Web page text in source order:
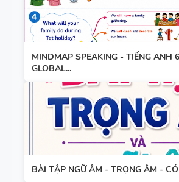
MINDMAP SPEAKING - TIẾNG ANH
GLOBAL...
BÀI TẬP NGỮ ÂM - TRỌNG ÂM -